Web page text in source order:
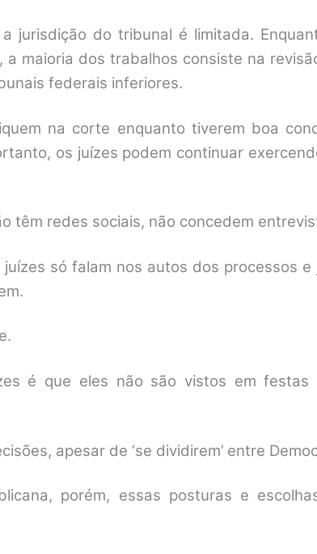
jurisdição do tribunal é limitada.
maioria dos trabalhos consiste na
federais inferiores.
na corte enquanto tiverem boa
os juízes podem continuar
têm redes sociais, não concedem
só falam nos autos dos processos
é que eles não são vistos em festas
apesar de ‘se dividirem’ entre
porém, essas posturas e